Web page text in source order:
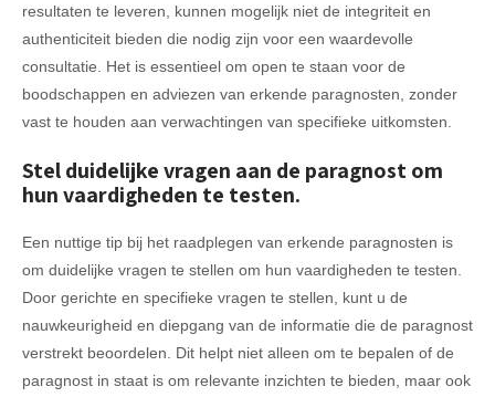
resultaten te leveren, kunnen mogelijk niet de integriteit en
authenticiteit bieden die nodig zijn voor een waardevolle
consultatie. Het is essentieel om open te staan voor de
boodschappen en adviezen van erkende paragnosten, zonder
vast te houden aan verwachtingen van specifieke uitkomsten.
Stel duidelijke vragen aan de paragnost om
hun vaardigheden te testen.
Een nuttige tip bij het raadplegen van erkende paragnosten is
om duidelijke vragen te stellen om hun vaardigheden te testen.
Door gerichte en specifieke vragen te stellen, kunt u de
nauwkeurigheid en diepgang van de informatie die de paragnost
verstrekt beoordelen. Dit helpt niet alleen om te bepalen of de
paragnost in staat is om relevante inzichten te bieden, maar ook